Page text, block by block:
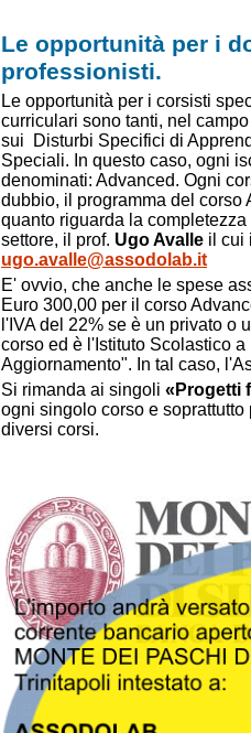
Le opportunità per i
professionisti.
Le opportunità per i corsisti
curriculari sono tanti, nel
sui Disturbi Specifici di
Speciali. In questo caso, ogni
denominati: Advanced. Ogni
dubbio, il programma del corso
quanto riguarda la
settore, il prof. Ugo Avalle il cui
ugo.avalle@assodolab.it
E' ovvio, che anche le spese
Euro 300,00 per il corso
l'IVA del 22% se è un privato o
corso ed è l'Istituto Scolastico
Aggiornamento". In tal caso,
Si rimanda ai singoli «Progetti
ogni singolo corso e
diversi corsi.